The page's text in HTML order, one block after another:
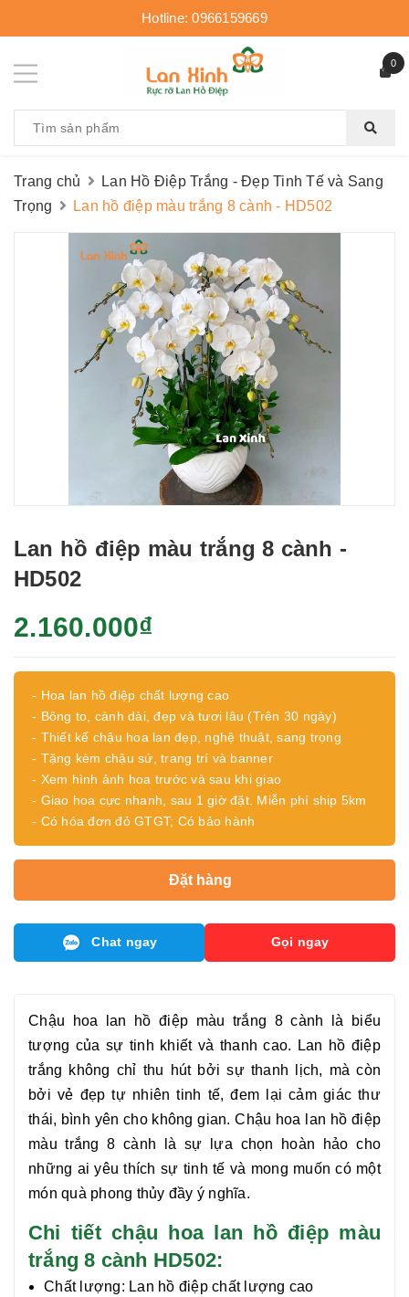
Hotline:0966159669
0
Trang chủ
Lan Hồ Điệp Trắng - Đẹp Tinh Tế và Sang
Trọng
Lan hồ điệp màu trắng 8 cành - HD502
Lan hồ điệp màu trắng 8 cành -
HD502
2.160.000₫
- Hoa lan hồ điệp chất lượng cao
- Bông to, cành dài, đẹp và tươi lâu (Trên 30 ngày)
- Thiết kế chậu hoa lan đẹp, nghệ thuật, sang trọng
- Tặng kèm chậu sứ, trang trí và banner
- Xem hình ảnh hoa trước và sau khi giao
- Giao hoa cực nhanh, sau 1 giờ đặt. Miễn phí ship 5km
- Có hóa đơn đỏ GTGT; Có bảo hành
Đặt hàng
Chat ngay Gọi ngay
Chậu hoa lan hồ điệp màu trắng 8 cành là biểu
tượng của sự tinh khiết và thanh cao. Lan hồ điệp
trắng không chỉ thu hút bởi sự thanh lịch, mà còn
bởi vẻ đẹp tự nhiên tinh tế, đem lại cảm giác thư
thái, bình yên cho không gian. Chậu hoa
lan hồ điệp
màu trắng 8 cành là sự lựa chọn hoàn hảo cho
những ai yêu thích sự tinh tế và mong muốn có một
món quà phong thủy đầy ý nghĩa.
Chi tiết chậu hoa lan hồ điệp màu
trắng 8 cành HD502:
Chất lượng: Lan hồ điệp chất lượng cao